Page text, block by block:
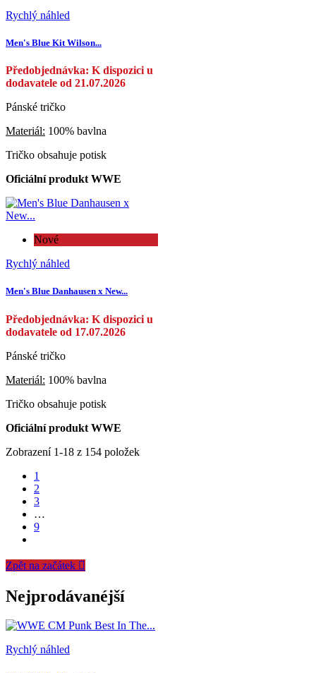
Rychlý náhled
Men's Blue Kit Wilson...
Předobjednávka: K dispozici u
dodavatele od 21.07.2026
Pánské tričko
Materiál: 100% bavlna
Tričko obsahuje potisk
Oficiální produkt WWE
Nové
Rychlý náhled
Men's Blue Danhausen x New...
Předobjednávka: K dispozici u
dodavatele od 17.07.2026
Pánské tričko
Materiál: 100% bavlna
Tričko obsahuje potisk
Oficiální produkt WWE
Zobrazení 1-18 z 154 položek
1
2
3
…
9
Zpět na začátek 
Nejprodávanéjší
Rychlý náhled